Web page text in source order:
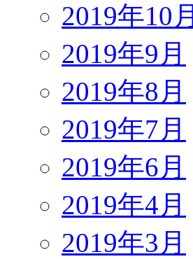
2019年10月
2019年9月
2019年8月
2019年7月
2019年6月
2019年4月
2019年3月